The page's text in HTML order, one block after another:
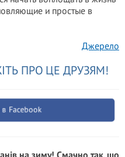
и простые в
Джерело
ПРО ЦЕ ДРУЗЯМ!
в Facebook